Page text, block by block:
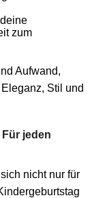
zum
Aufwand,
Stil und
jeden
nicht nur für